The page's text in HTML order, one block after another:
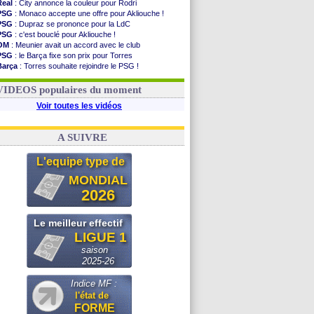
: City annonce la couleur pour Rodri
: Monaco accepte une offre pour Akliouche !
: Dupraz se prononce pour la LdC
: c'est bouclé pour Akliouche !
: Meunier avait un accord avec le club
: le Barça fixe son prix pour Torres
: Torres souhaite rejoindre le PSG !
: quand Medina recadre... sa mère
populaires du moment
Voir toutes les vidéos
A SUIVRE
L'equipe type de
MONDIAL
2026
Le meilleur effectif
LIGUE 1
saison
2025-26
Indice MF :
l'état de
FORME